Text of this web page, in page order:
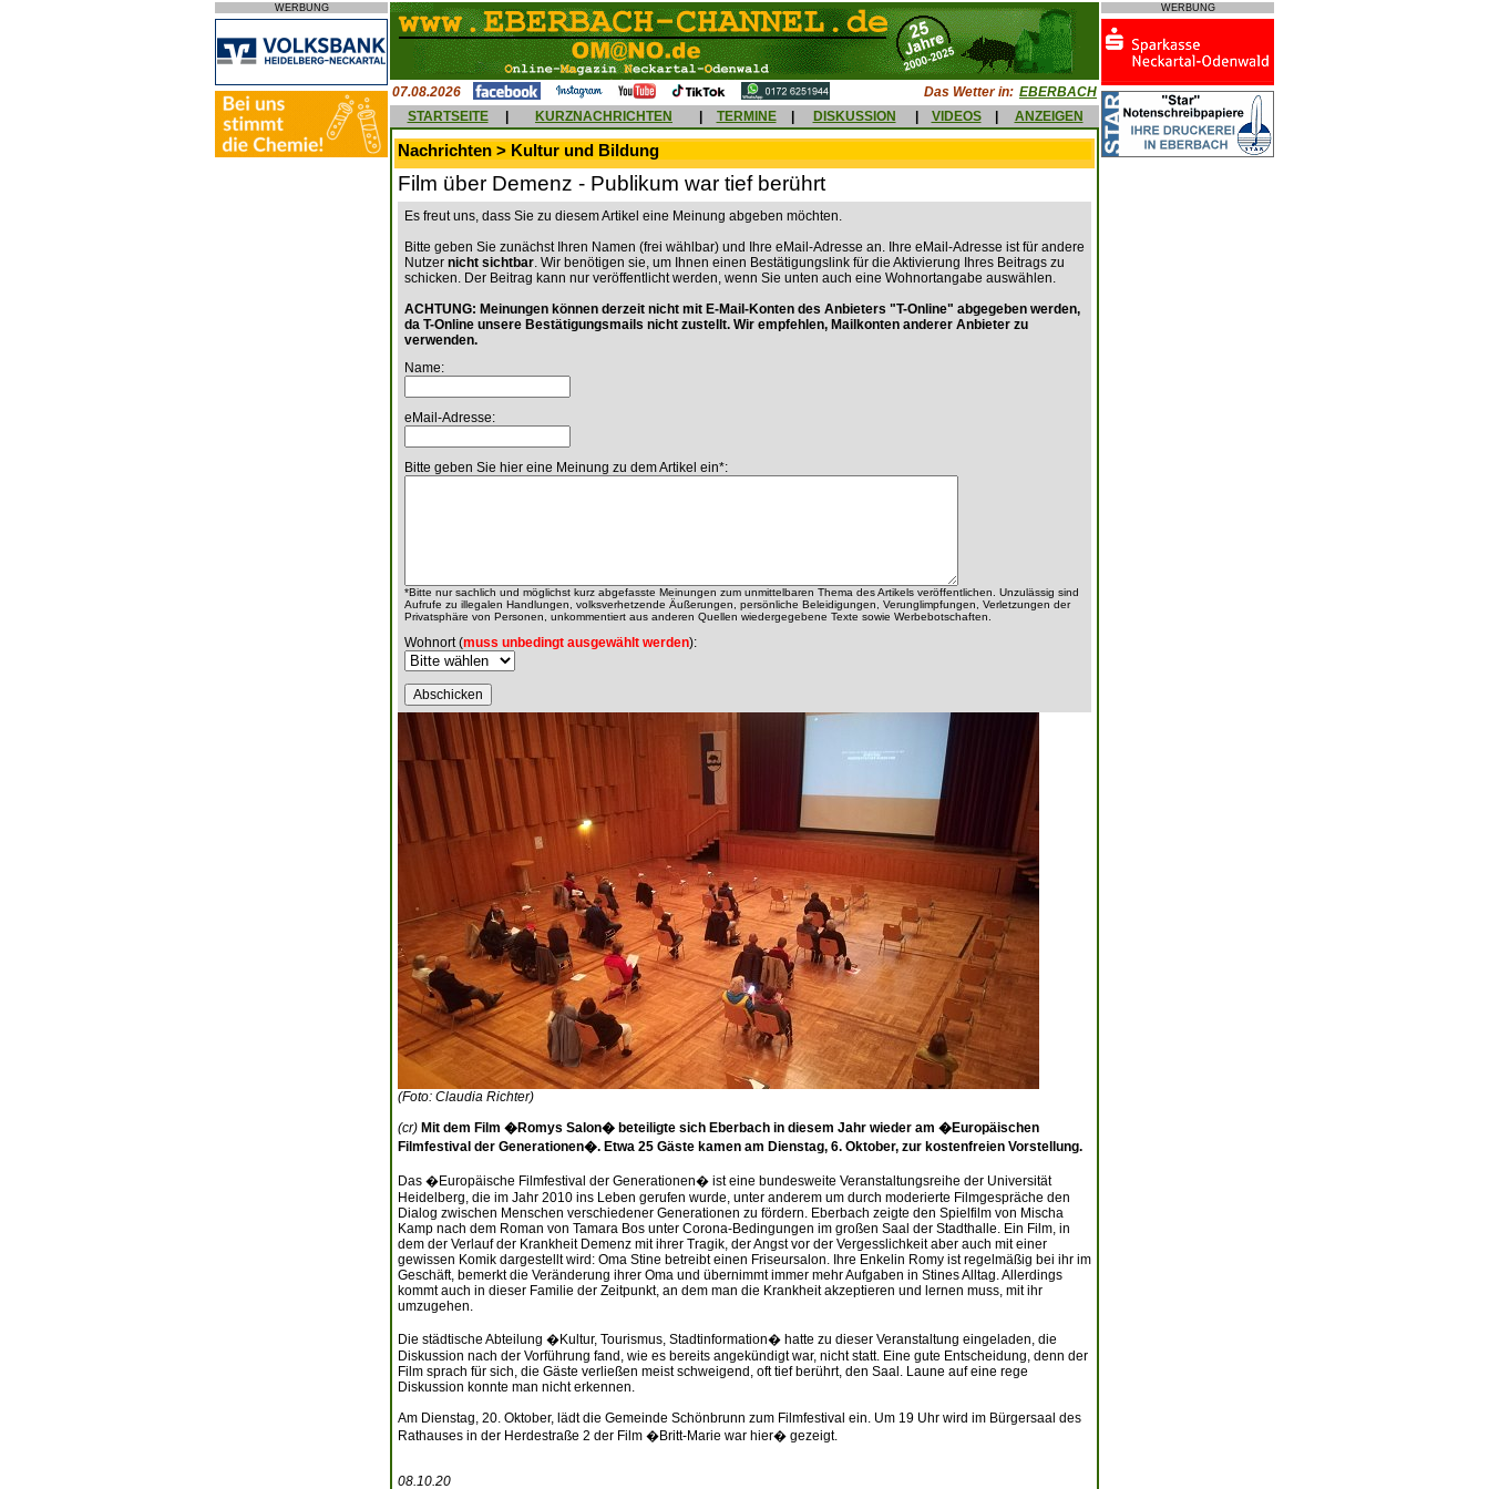
WERBUNG
07.08.2026 Das Wetter in: EBERBACH
STARTSEITE
KURZNACHRICHTEN TERMINE DISKUSSION VIDEOS ANZEIGEN
Nachrichten > Kultur und Bildung
Film über Demenz - Publikum war tief berührt
Es freut uns, dass Sie zu diesem Artikel eine Meinung abgeben möchten.
Bitte geben Sie zunächst Ihren Namen (frei wählbar) und Ihre eMail-Adresse an. Ihre eMail-Adresse ist für andere
Nutzer nicht sichtbar. Wir benötigen sie, um Ihnen einen Bestätigungslink für die Aktivierung Ihres Beitrags zu
schicken. Der Beitrag kann nur veröffentlicht werden, wenn Sie unten auch eine Wohnortangabe auswählen.
ACHTUNG: Meinungen können derzeit nicht mit E-Mail-Konten des Anbieters "T-Online" abgegeben werden,
da T-Online unsere Bestätigungsmails nicht zustellt. Wir empfehlen, Mailkonten anderer Anbieter zu
verwenden.
Name:
eMail-Adresse:
Bitte geben Sie hier eine Meinung zu dem Artikel ein*:
*Bitte nur sachlich und möglichst kurz abgefasste Meinungen zum unmittelbaren Thema des Artikels veröffentlichen. Unzulässig sind
Aufrufe zu illegalen Handlungen, volksverhetzende Äußerungen, persönliche Beleidigungen, Verunglimpfungen, Verletzungen der
Privatsphäre von Personen, unkommentiert aus anderen Quellen wiedergegebene Texte sowie Werbebotschaften.
Wohnort (muss unbedingt ausgewählt werden):
(Foto: Claudia Richter)
(cr) Mit dem Film �Romys Salon� beteiligte sich Eberbach in diesem Jahr wieder am �Europäischen
Filmfestival der Generationen�. Etwa 25 Gäste kamen am Dienstag, 6. Oktober, zur kostenfreien Vorstellung.
Das �Europäische Filmfestival der Generationen� ist eine bundesweite Veranstaltungsreihe der Universität
Heidelberg, die im Jahr 2010 ins Leben gerufen wurde, unter anderem um durch moderierte Filmgespräche den
Dialog zwischen Menschen verschiedener Generationen zu fördern. Eberbach zeigte den Spielfilm von Mischa
Kamp nach dem Roman von Tamara Bos unter Corona-Bedingungen im großen Saal der Stadthalle. Ein Film, in
dem der Verlauf der Krankheit Demenz mit ihrer Tragik, der Angst vor der Vergesslichkeit aber auch mit einer
gewissen Komik dargestellt wird: Oma Stine betreibt einen Friseursalon. Ihre Enkelin Romy ist regelmäßig bei ihr im
Geschäft, bemerkt die Veränderung ihrer Oma und übernimmt immer mehr Aufgaben in Stines Alltag. Allerdings
kommt auch in dieser Familie der Zeitpunkt, an dem man die Krankheit akzeptieren und lernen muss, mit ihr
umzugehen.
Die städtische Abteilung �Kultur, Tourismus, Stadtinformation� hatte zu dieser Veranstaltung eingeladen, die
Diskussion nach der Vorführung fand, wie es bereits angekündigt war, nicht statt. Eine gute Entscheidung, denn der
Film sprach für sich, die Gäste verließen meist schweigend, oft tief berührt, den Saal. Laune auf eine rege
Diskussion konnte man nicht erkennen.
Am Dienstag, 20. Oktober, lädt die Gemeinde Schönbrunn zum Filmfestival ein. Um 19 Uhr wird im Bürgersaal des
Rathauses in der Herdestraße 2 der Film �Britt-Marie war hier� gezeigt.
08.10.20
WERBUNG